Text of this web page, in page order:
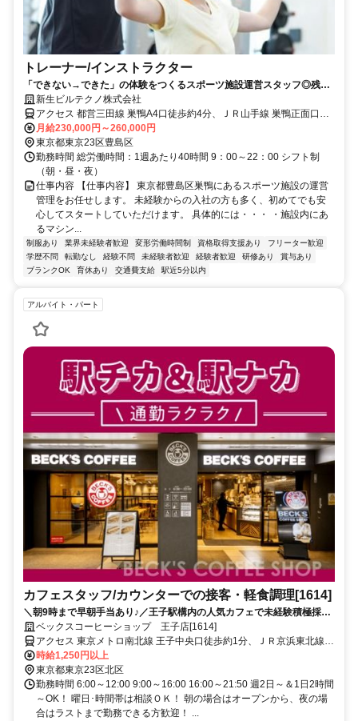
トレーナー/インストラクター
「できない→できた」の体験をつくるスポーツ施設運営スタッフ◎残業
ほぼなし◎未経験歓迎
新生ビルテクノ株式会社
アクセス 都営三田線 巣鴨A4口徒歩約4分、ＪＲ山手線 巣鴨正面口徒
歩約5分
月給230,000円～260,000円
東京都東京23区豊島区
勤務時間 総労働時間：1週あたり40時間 9：00～22：00 シフト制
（朝・昼・夜）
仕事内容 【仕事内容】 東京都豊島区巣鴨にあるスポーツ施設の運営
管理をお任せします。 未経験からの入社の方も多く、初めてでも安
心してスタートしていただけます。 具体的には・・・ ・施設内にあ
るマシン...
制服あり 業界未経験者歓迎 変形労働時間制 資格取得支援あり
フリーター歓迎
学歴不問
転勤なし 経験不問 未経験者歓迎 経験者歓迎 研修あり
賞与あり
ブランクOK
育休あり 交通費支給 駅近5分以内
アルバイト・パート
カフェスタッフ/カウンターでの接客・軽食調理[1614]
＼朝9時まで早朝手当あり♪／王子駅構内の人気カフェで未経験積極採用
中！週2日～＆1日2ｈ～ＯＫ！土日勤務できる方大歓迎★
ベックスコーヒーショップ 王子店[1614]
アクセス 東京メトロ南北線 王子中央口徒歩約1分、ＪＲ京浜東北線
王子中央口徒歩約1分、都電荒川線 王子駅前北口(東)徒歩約1分
時給1,250円以上
東京都東京23区北区
勤務時間 6:00～12:00 9:00～16:00 16:00～21:50 週2日～＆1日2時間
～OK！ 曜日･時間帯は相談ＯＫ！ 朝の場合はオープンから、夜の場
合はラストまで勤務できる方歓迎！ ...